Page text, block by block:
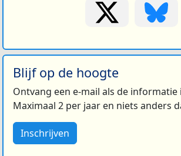
Blijf op de hoogte
Ontvang een e-mail als de
Maximaal 2 per jaar en niets anders
Inschrijven